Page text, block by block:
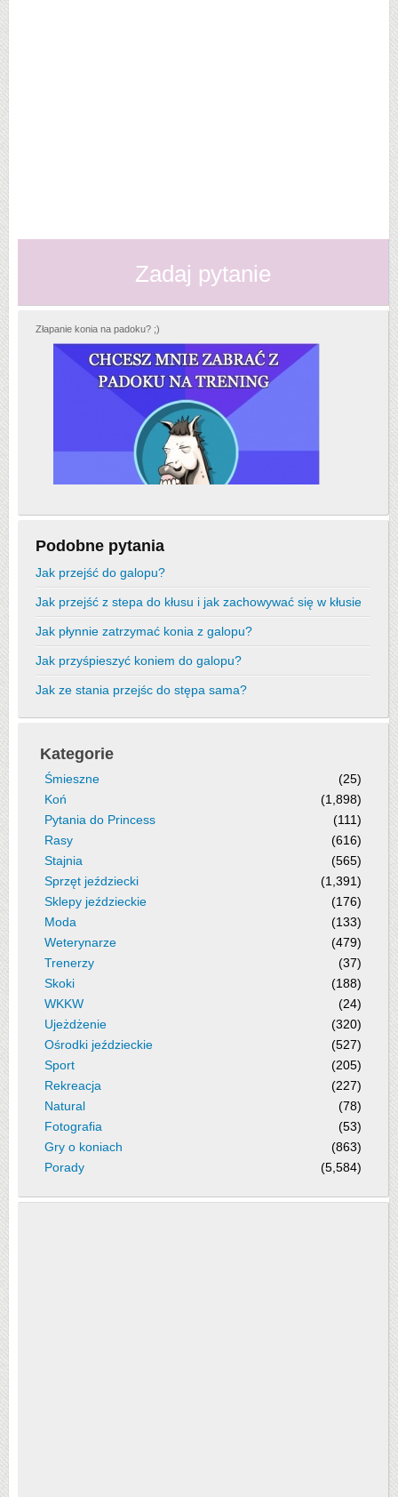
Zadaj pytanie
Złapanie konia na padoku? ;)
Podobne pytania
Jak przejść do galopu?
Jak przejść z stepa do kłusu i jak zachowywać się w kłusie
Jak płynnie zatrzymać konia z galopu?
Jak przyśpieszyć koniem do galopu?
Jak ze stania przejśc do stępa sama?
Kategorie
Śmieszne
(25)
Koń
(1,898)
Pytania do Princess
(111)
Rasy
(616)
Stajnia
(565)
Sprzęt jeździecki
(1,391)
Sklepy jeździeckie
(176)
Moda
(133)
Weterynarze
(479)
Trenerzy
(37)
Skoki
(188)
WKKW
(24)
Ujeżdżenie
(320)
Ośrodki jeździeckie
(527)
Sport
(205)
Rekreacja
(227)
Natural
(78)
Fotografia
(53)
Gry o koniach
(863)
Porady
(5,584)